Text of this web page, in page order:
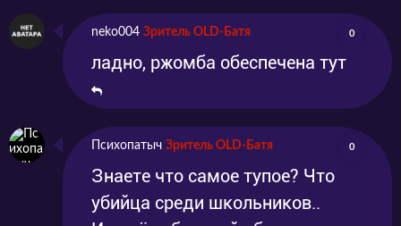
neko004 Зритель OLD-Батя 0
ладно, ржомба обеспечена тут
Психопатыч Зритель OLD-Батя 0
Знаете что самое тупое? Что
убийца среди школьников..